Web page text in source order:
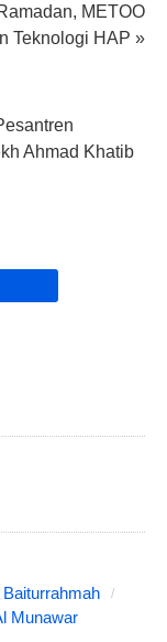
METOO
Teknologi HAP »
Ahmad Khatib
Munawar